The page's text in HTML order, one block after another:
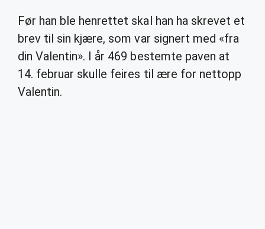
Før han ble henrettet skal han ha skrevet et
brev til sin kjære, som var signert med «fra
din Valentin». I år 469 bestemte paven at
14. februar skulle feires til ære for nettopp
Valentin.